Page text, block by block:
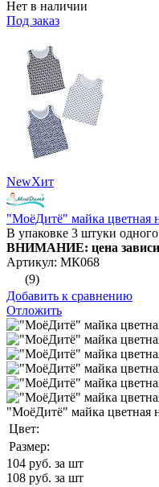
Нет в наличии
Под заказ
NewХит
"МоёДитё" майка цветная
В упаковке 3 штуки
ВНИМАНИЕ: цена
Артикул: МК068
(9)
Добавить к сравнению
Отложить
"МоёДитё" майка цветная
Цвет:
Размер:
104 руб. за шт
108 руб. за шт